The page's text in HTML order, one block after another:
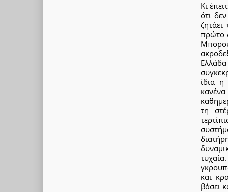
Κι
ότι
πρώτο
ίδια η
τη
και
βάσει